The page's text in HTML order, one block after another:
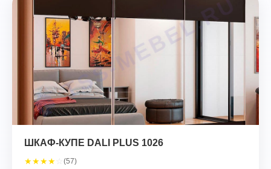
ШКАФ-КУПЕ DALI PLUS 1026
★★★★ (57)